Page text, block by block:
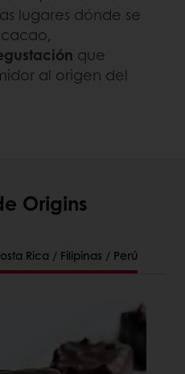
lugares dónde se
que
al origen del
Origins
Rica / Filipinas / Perú